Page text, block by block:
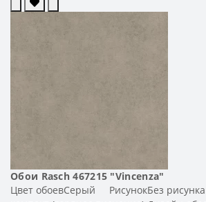
Обои Rasch 467215 "Vincenza"
Цвет обоевСерый РисунокБез